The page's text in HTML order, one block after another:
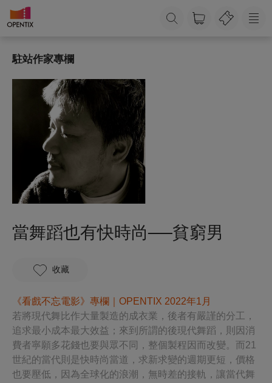
駐站作家專欄
當舞蹈也有快時尚──貧窮男
收藏
《看戲不忘電影》專欄｜OPENTIX 2022年1月
若將現代舞比作大量製造的成衣業，後者有嚴謹的分工，
追求最小成本最大效益；來到所謂的後現代舞蹈，則因消
費者寧願多花錢也要與眾不同，整個製程因而改變。而21
世紀的當代則是快時尚當道，求新求變的週期更短，價格
也要壓低，因為全球化的浪潮，無時差的接軌，讓當代舞